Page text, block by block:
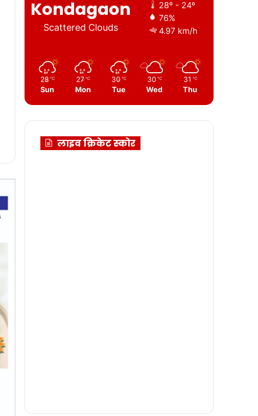
Kondagaon
Scattered Clouds
28º - 24º
76%
4.97 km/h
28 ℃
Sun
27 ℃
Mon
30 ℃
Tue
30 ℃
Wed
31 ℃
Thu
लाइव क्रिकेट स्कोर